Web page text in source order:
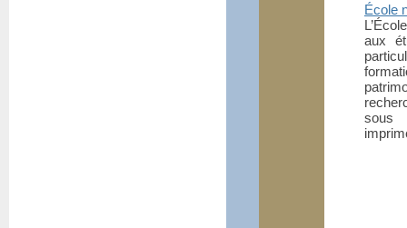
École
aux
sous